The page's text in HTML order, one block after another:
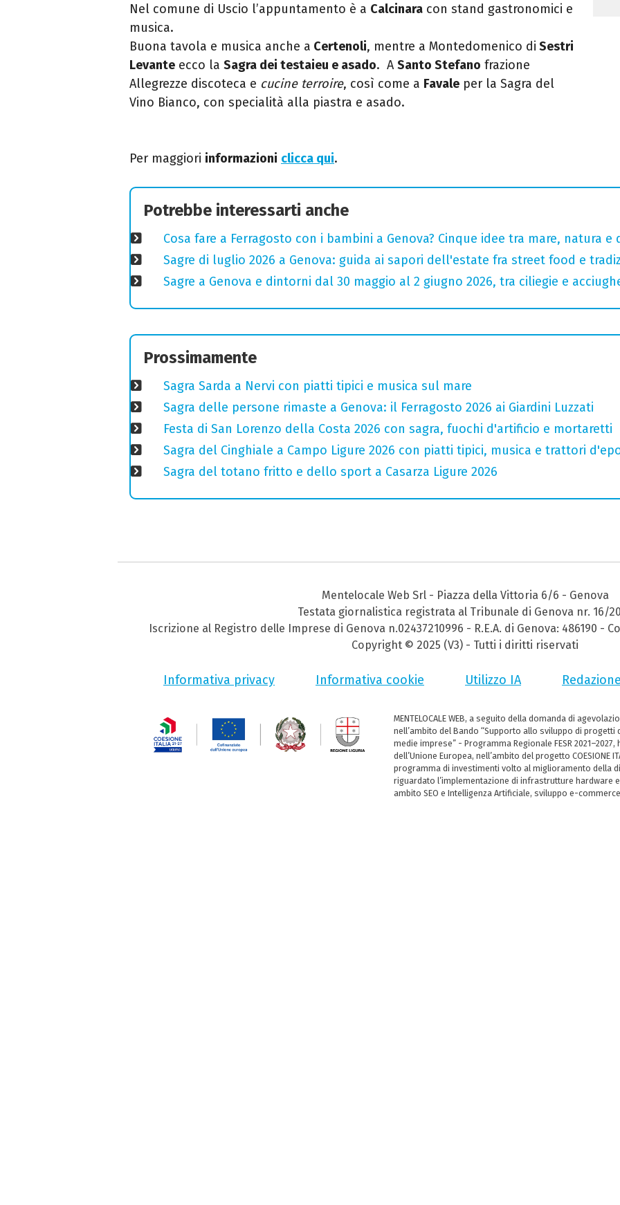
Nel comune di Uscio l’appuntamento è a Calcinara con stand gastronomici e
musica.
Buona tavola e musica anche a Certenoli, mentre a Montedomenico di Sestri
Levante ecco la Sagra dei testaieu e asado. A Santo Stefano frazione
Allegrezze discoteca e cucine terroire, così come a Favale per la Sagra del
Vino Bianco, con specialità alla piastra e asado.
Per maggiori informazioni clicca qui.
Potrebbe interessarti anche
Cosa fare a Ferragosto con i bambini a Genova? Cinque idee tra mare, natura
Sagre di luglio 2026 a Genova: guida ai sapori dell'estate fra street food e
Sagre a Genova e dintorni dal 30 maggio al 2 giugno 2026, tra ciliegie e
Prossimamente
Sagra Sarda a Nervi con piatti tipici e musica sul mare
Sagra delle persone rimaste a Genova: il Ferragosto 2026 ai Giardini Luzzati
Festa di San Lorenzo della Costa 2026 con sagra, fuochi d'artificio e mortaretti
Sagra del Cinghiale a Campo Ligure 2026 con piatti tipici, musica e trattori
Sagra del totano fritto e dello sport a Casarza Ligure 2026
Mentelocale Web Srl - Piazza della Vittoria 6/6 - Genova
Testata giornalistica registrata al Tribunale di Genova nr. 16/
Iscrizione al Registro delle Imprese di Genova n.02437210996 - R.E.A. di Genova: 486190 -
Copyright © 2025 (V3) - Tutti i diritti riservati
Informativa privacy Informativa cookie Utilizzo IA Redazione
MENTELOCALE WEB, a seguito della domanda di
nell’ambito del Bando “Supporto allo sviluppo di
medie imprese” - Programma Regionale FESR
dell’Unione Europea, nell’ambito del progetto COESIONE
programma di investimenti volto al miglioramento della
riguardato l’implementazione di infrastrutture hardware
ambito SEO e Intelligenza Artificiale, sviluppo e-commerce